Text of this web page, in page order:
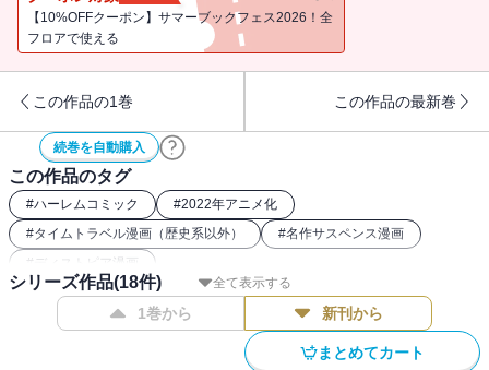
【10%OFFクーポン】サマーブックフェス2026！全
フロアで使える
この作品の1巻 この作品の最新巻
続巻を自動購入
この作品のタグ
#ハーレムコミック #2022年アニメ化
#タイムトラベル漫画（歴史系以外） #名作サスペンス漫画
# ディストピア漫画
全て表示する
シリーズ作品(18件)
1巻から 新刊から
まとめてカート